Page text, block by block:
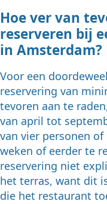
Hoe ver van
reserveren bij
in Amsterdam?
Voor een
reservering van
tevoren aan te
van april tot
van vier personen
weken of eerder te
reservering niet
het terras, want dit
die het restaurant